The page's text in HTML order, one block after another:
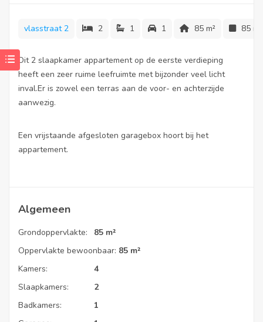
vlasstraat 2 2 1 1 85 m² 85 m²
Dit 2 slaapkamer appartement op de eerste verdieping
heeft een zeer ruime leefruimte met bijzonder veel licht
inval.Er is zowel een terras aan de voor- en achterzijde
aanwezig.
Een vrijstaande afgesloten garagebox hoort bij het
appartement.
Algemeen
Grondoppervlakte:
85 m²
Oppervlakte bewoonbaar: 85 m²
Kamers:
4
Slaapkamers:
2
Badkamers:
1